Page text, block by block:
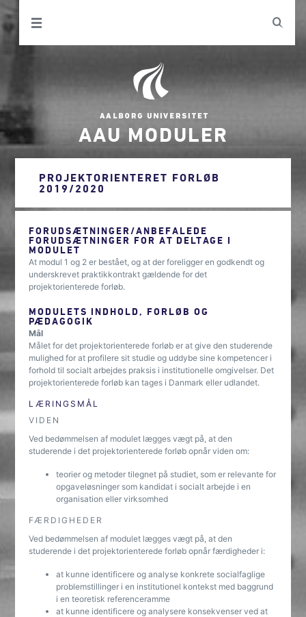
AAU MODULER
PROJEKTORIENTERET FORLØB
2019/2020
FORUDSÆTNINGER/ANBEFALEDE
FORUDSÆTNINGER FOR AT DELTAGE I
MODULET
At modul 1 og 2 er bestået, og at der foreligger en godkendt og
underskrevet praktikkontrakt gældende for det
projektorienterede forløb.
MODULETS INDHOLD, FORLØB OG
PÆDAGOGIK
Mål
Målet for det projektorienterede forløb er at give den studerende
mulighed for at profilere sit studie og uddybe sine kompetencer i
forhold til socialt arbejdes praksis i institutionelle omgivelser. Det
projektorienterede forløb kan tages i Danmark eller udlandet.
LÆRINGSMÅL
VIDEN
Ved bedømmelsen af modulet lægges vægt på, at den
studerende i det projektorienterede forløb opnår viden om:
teorier og metoder tilegnet på studiet, som er relevante for
opgaveløsninger som kandidat i socialt arbejde i en
organisation eller virksomhed
FÆRDIGHEDER
Ved bedømmelsen af modulet lægges vægt på, at den
studerende i det projektorienterede forløb opnår færdigheder i:
at kunne identificere og analyse konkrete socialfaglige
problemstillinger i en institutionel kontekst med baggrund
i en teoretisk referenceramme
at kunne identificere og analysere konsekvenser ved at